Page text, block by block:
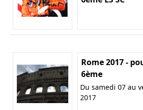
Rome 2017 -
6ème
Du samedi 07 au
2017